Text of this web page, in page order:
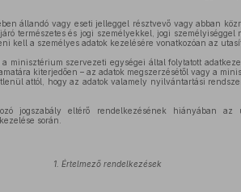
állandó vagy eseti jelleggel résztvevő vagy abban
természetes és jogi személyekkel, jogi
kell a személyes adatok kezelésére vonatkozóan az
minisztérium szervezeti egységei által folytatott
kiterjedően – az adatok megszerzésétől vagy a
attól, hogy az adatok valamely nyilvántartási
jogszabály eltérő rendelkezésének hiányában
során.
1. Értelmező rendelkezések